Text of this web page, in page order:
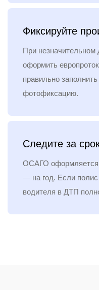
Фиксируйте
При
оформить
правильно
фотофиксацию.
Следите за
ОСАГО оформляется
— на год. Если полис
водителя в ДТП